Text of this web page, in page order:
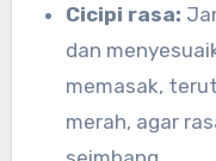
Cicipi rasa:
dan
memasak,
merah, agar